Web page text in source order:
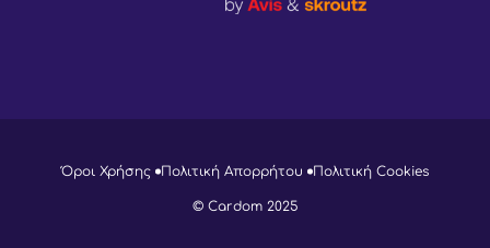
Όροι Χρήσης Πολιτική Απορρήτου Πολιτική Cookies
© Cardom 2025